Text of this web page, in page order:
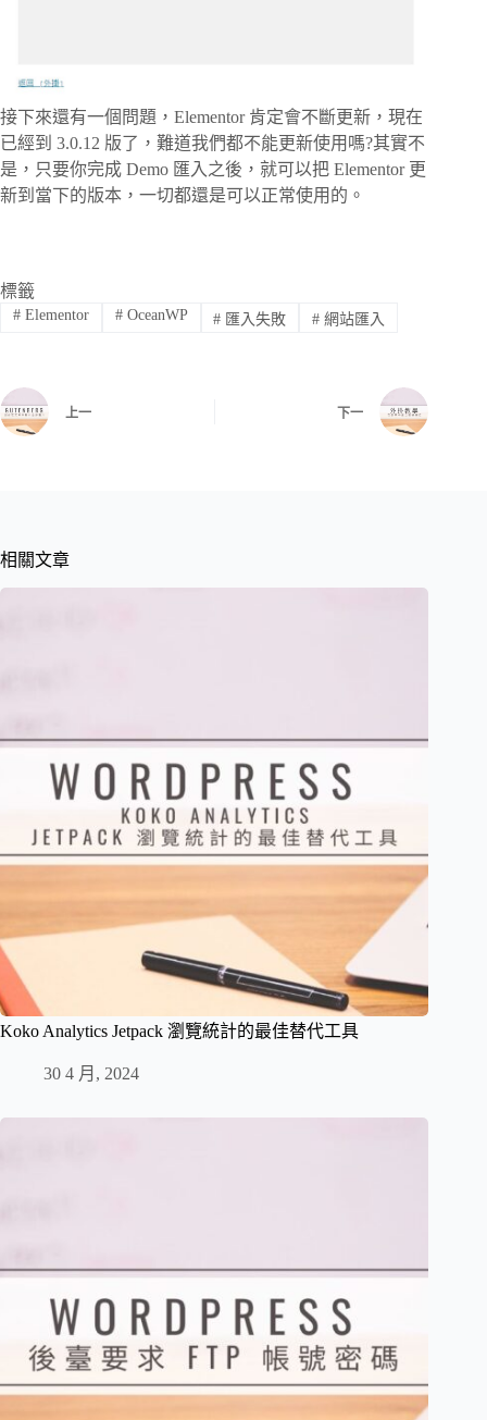
接下來還有一個問題，Elementor 肯定會不斷更新，現在
已經到 3.0.12 版了，難道我們都不能更新使用嗎?其實不
是，只要你完成 Demo 匯入之後，就可以把 Elementor 更
新到當下的版本，一切都還是可以正常使用的。
標籤
#Elementor #OceanWP # 匯入失敗 # 網站匯入
上一 下一
相關文章
Koko Analytics Jetpack 瀏覽統計的最佳替代工具
30 4 月, 2024